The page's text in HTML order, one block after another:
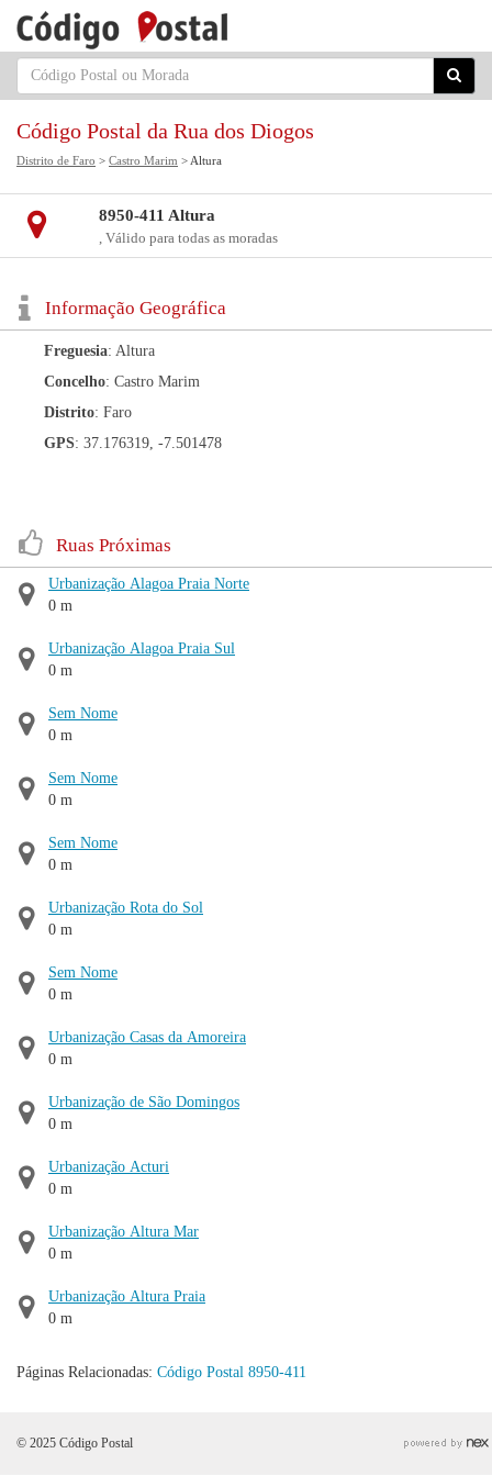
Código Postal da Rua dos Diogos
Distrito de Faro > Castro Marim > Altura
8950-411 Altura
, Válido para todas as moradas
Informação Geográfica
Freguesia: Altura
Concelho: Castro Marim
Distrito: Faro
GPS: 37.176319, -7.501478
Ruas Próximas
Urbanização Alagoa Praia Norte
0 m
Urbanização Alagoa Praia Sul
0 m
Sem Nome
0 m
Sem Nome
0 m
Sem Nome
0 m
Urbanização Rota do Sol
0 m
Sem Nome
0 m
Urbanização Casas da Amoreira
0 m
Urbanização de São Domingos
0 m
Urbanização Acturi
0 m
Urbanização Altura Mar
0 m
Urbanização Altura Praia
0 m
Páginas Relacionadas: Código Postal 8950-411
© 2025 Código Postal